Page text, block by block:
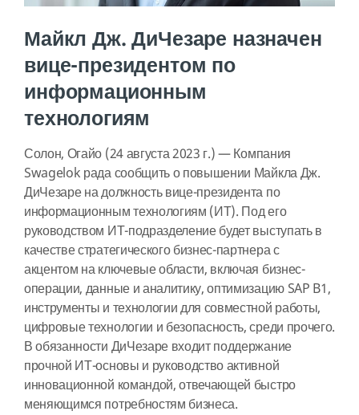
Майкл Дж. ДиЧезаре назначен
вице-президентом по
информационным
технологиям
Солон, Огайо (24 августа 2023 г.) — Компания
Swagelok рада сообщить о повышении Майкла Дж.
ДиЧезаре на должность вице-президента по
информационным технологиям (ИТ). Под его
руководством ИТ-подразделение будет выступать в
качестве стратегического бизнес-партнера с
акцентом на ключевые области, включая бизнес-
операции, данные и аналитику, оптимизацию SAP B1,
инструменты и технологии для совместной работы,
цифровые технологии и безопасность, среди прочего.
В обязанности ДиЧезаре входит поддержание
прочной ИТ-основы и руководство активной
инновационной командой, отвечающей быстро
меняющимся потребностям бизнеса.